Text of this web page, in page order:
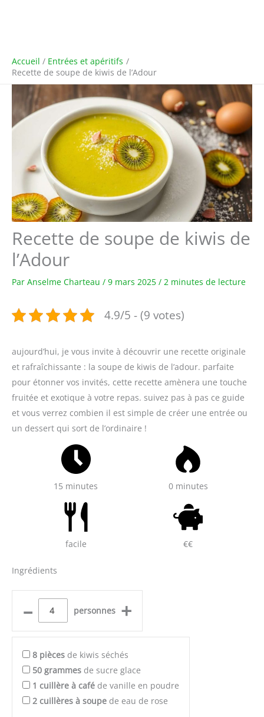
Accueil
Entrées et apéritifs
Recette de soupe de kiwis de l’Adour
Recette de soupe de kiwis de
l’Adour
Par Anselme Charteau / 9 mars 2025 / 2 minutes de lecture
4.9/5 - (9 votes)
aujourd’hui, je vous invite à découvrir une recette originale
et rafraîchissante : la soupe de kiwis de l’adour. parfaite
pour étonner vos invités, cette recette amènera une touche
fruitée et exotique à votre repas. suivez pas à pas ce guide
et vous verrez combien il est simple de créer une entrée ou
un dessert qui sort de l’ordinaire !
15 minutes 0 minutes
facile €€
Ingrédients
– personnes +
8 pièces de kiwis séchés
50 grammes de sucre glace
1 cuillère à café de vanille en poudre
2 cuillères à soupe de eau de rose